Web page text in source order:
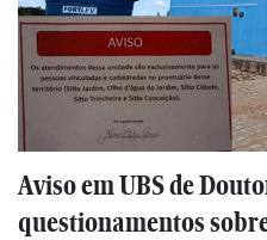
Aviso em UBS de
questionamentos